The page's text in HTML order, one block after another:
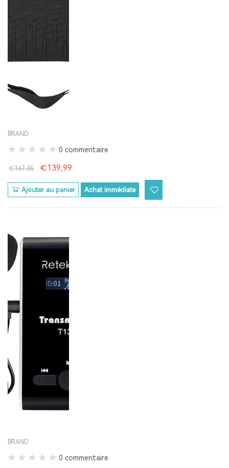
BRAND
0 commentaire
€167,85 €139,99
Ajouter au panier Achat immédiate
BRAND
0 commentaire